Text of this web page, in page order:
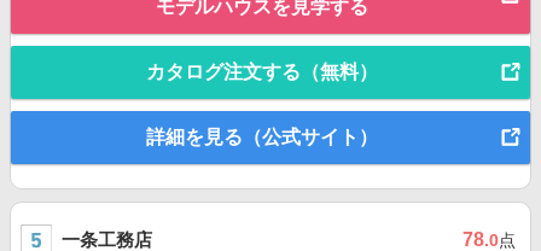
モデルハウスを見学する
カタログ注文する（無料）
詳細を見る（公式サイト）
一条工務店 78.0点